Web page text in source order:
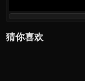
猜你喜欢